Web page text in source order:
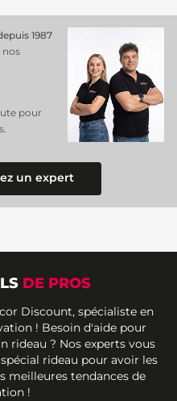
1987
nos
pour
un expert
DE PROS
Discount, spécialiste en
! Besoin d'aide pour
rideau ? Nos experts vous
rideau pour avoir les
meilleures tendances de
!